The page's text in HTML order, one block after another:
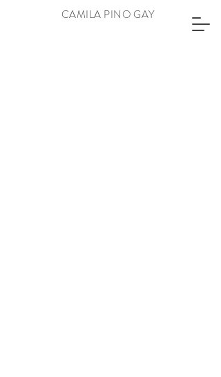
CAMILA PINO GAY